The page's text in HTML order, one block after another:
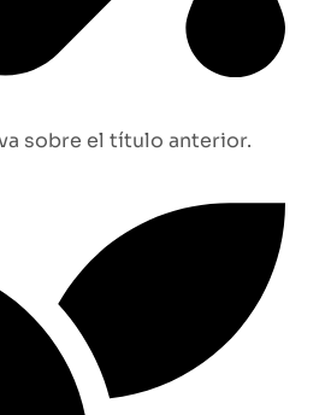
sobre el título anterior.